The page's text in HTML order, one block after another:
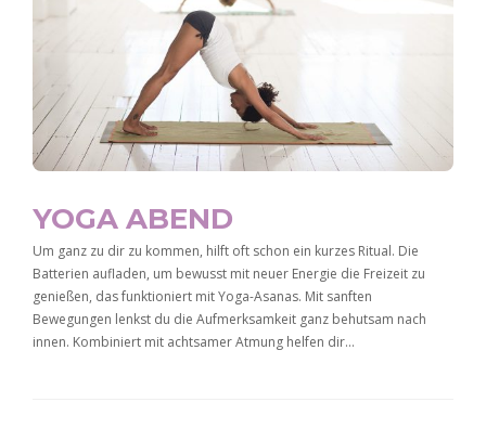
YOGA ABEND
Um ganz zu dir zu kommen, hilft oft schon ein kurzes Ritual. Die
Batterien aufladen, um bewusst mit neuer Energie die Freizeit zu
genießen, das funktioniert mit Yoga-Asanas. Mit sanften
Bewegungen lenkst du die Aufmerksamkeit ganz behutsam nach
innen. Kombiniert mit achtsamer Atmung helfen dir…